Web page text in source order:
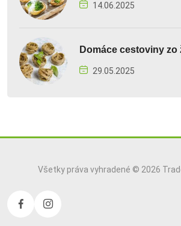
14.06.2025
Domáce cestoviny zo
29.05.2025
Všetky práva vyhradené © 2026